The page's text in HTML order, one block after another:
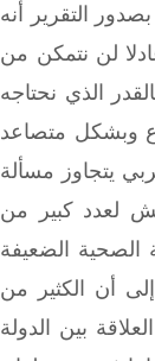
التقرير أنه
لن نتمكن من
الذي نحتاجه
وبشكل متصاعد
يتجاوز مسألة
لعدد كبير من
الصحية الضعيفة
أن الكثير من
بين الدولة